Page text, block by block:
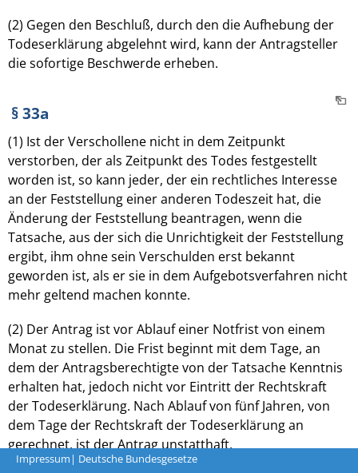
Impressum | Deutsche Bundesgesetze
(2) Gegen den Beschluß, durch den die Aufhebung der
Todeserklärung abgelehnt wird, kann der Antragsteller
die sofortige Beschwerde erheben.
§ 33a
(1) Ist der Verschollene nicht in dem Zeitpunkt
verstorben, der als Zeitpunkt des Todes festgestellt
worden ist, so kann jeder, der ein rechtliches Interesse
an der Feststellung einer anderen Todeszeit hat, die
Änderung der Feststellung beantragen, wenn die
Tatsache, aus der sich die Unrichtigkeit der Feststellung
ergibt, ihm ohne sein Verschulden erst bekannt
geworden ist, als er sie in dem Aufgebotsverfahren nicht
mehr geltend machen konnte.
(2) Der Antrag ist vor Ablauf einer Notfrist von einem
Monat zu stellen. Die Frist beginnt mit dem Tage, an
dem der Antragsberechtigte von der Tatsache Kenntnis
erhalten hat, jedoch nicht vor Eintritt der Rechtskraft
der Todeserklärung. Nach Ablauf von fünf Jahren, von
dem Tage der Rechtskraft der Todeserklärung an
gerechnet, ist der Antrag unstatthaft.